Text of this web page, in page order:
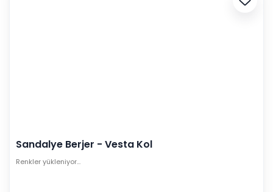
Sandalye Berjer - Vesta Kol
Renkler yükleniyor…